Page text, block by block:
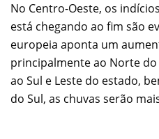
No Centro-Oeste, os
está chegando ao fim são
europeia aponta um
principalmente ao Norte do
ao Sul e Leste do estado,
do Sul, as chuvas serão